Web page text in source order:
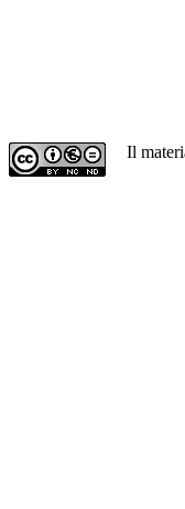
Il